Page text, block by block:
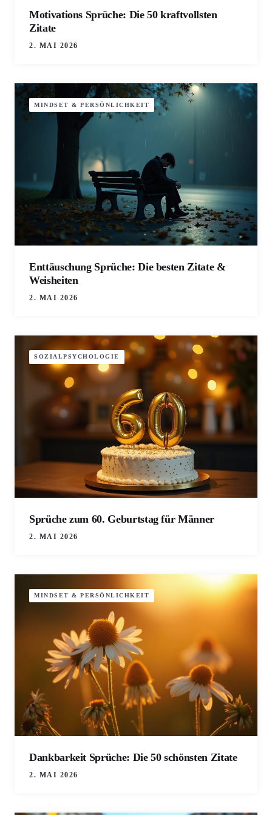
Motivations Sprüche: Die 50 kraftvollsten
Zitate
2. MAI 2026
MINDSET & PERSÖNLICHKEIT
Enttäuschung Sprüche: Die besten Zitate &
Weisheiten
2. MAI 2026
SOZIALPSYCHOLOGIE
Sprüche zum 60. Geburtstag für Männer
2. MAI 2026
MINDSET & PERSÖNLICHKEIT
Dankbarkeit Sprüche: Die 50 schönsten Zitate
2. MAI 2026